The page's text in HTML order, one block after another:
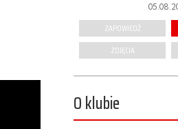
ZAPOWIEDŹ
ZDJĘCIA
O klubie